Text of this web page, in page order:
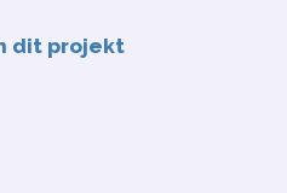
dit projekt